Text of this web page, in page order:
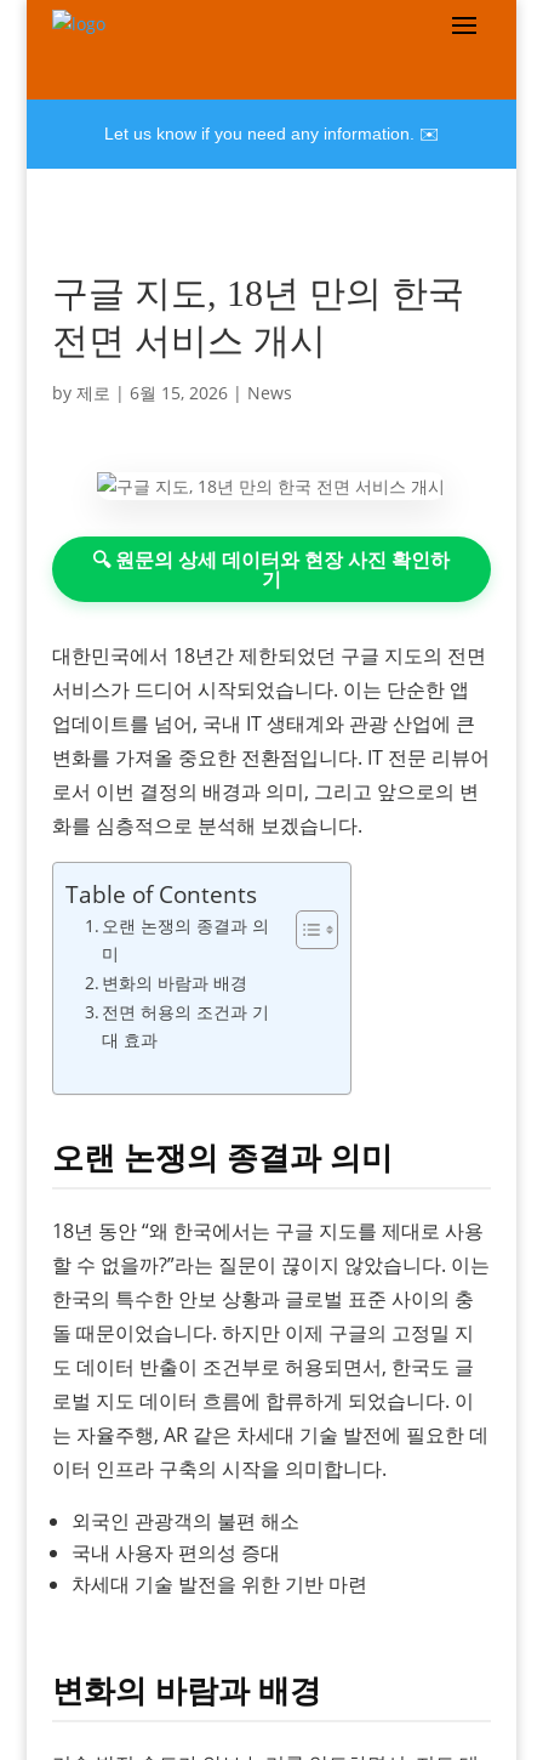
Let us know if you need any information. ✉️
구글 지도, 18년 만의 한국
전면 서비스 개시
by 제로 | 6월 15, 2026| News
🔍 원문의 상세 데이터와 현장 사진 확인하
기
대한민국에서 18년간 제한되었던 구글 지도의 전면
서비스가 드디어 시작되었습니다. 이는 단순한 앱
업데이트를 넘어, 국내 IT 생태계와 관광 산업에 큰
변화를 가져올 중요한 전환점입니다. IT 전문 리뷰어
로서 이번 결정의 배경과 의미, 그리고 앞으로의 변
화를 심층적으로 분석해 보겠습니다.
Table of Contents
오랜 논쟁의 종결과 의
미
변화의 바람과 배경
전면 허용의 조건과 기
대 효과
오랜 논쟁의 종결과 의미
18년 동안 “왜 한국에서는 구글 지도를 제대로 사용
할 수 없을까?”라는 질문이 끊이지 않았습니다. 이는
한국의 특수한 안보 상황과 글로벌 표준 사이의 충
돌 때문이었습니다. 하지만 이제 구글의 고정밀 지
도 데이터 반출이 조건부로 허용되면서, 한국도 글
로벌 지도 데이터 흐름에 합류하게 되었습니다. 이
는 자율주행, AR 같은 차세대 기술 발전에 필요한 데
이터 인프라 구축의 시작을 의미합니다.
외국인 관광객의 불편 해소
국내 사용자 편의성 증대
차세대 기술 발전을 위한 기반 마련
변화의 바람과 배경